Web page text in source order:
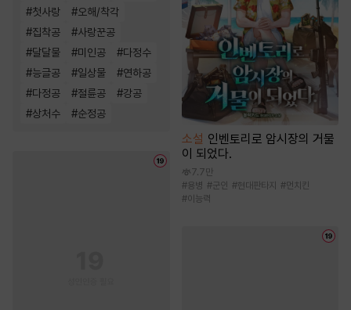
#첫사랑 #오해/착각
#집착공 #사랑꾼공
#달달물 #미인공 #다정수
#능글공 #일상물 #연하공
#다정공 #절륜공 #강공
#상처수 #순정공
소설 인벤토리로 암시장의 거물
이 되었다.
7.7만
#용병 #군인 #현대판타지 #먼치킨
#이능력